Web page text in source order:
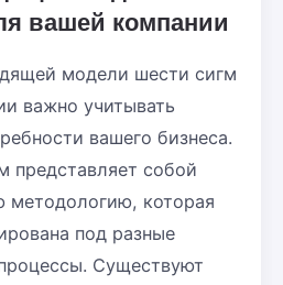
вашей компании
модели шести сигм
важно учитывать
вашего бизнеса.
представляет собой
методологию, которая
под разные
Существуют